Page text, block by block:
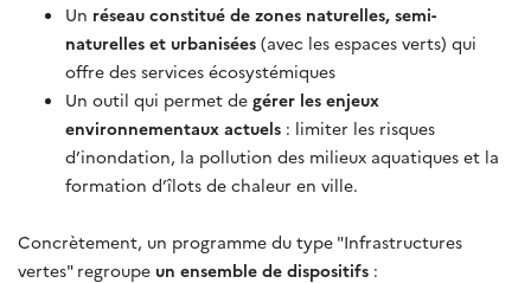
Un réseau constitué de zones naturelles, semi-
naturelles et urbanisées (avec les espaces verts) qui
offre des services écosystémiques
Un outil qui permet de gérer les enjeux
environnementaux actuels : limiter les risques
d’inondation, la pollution des milieux aquatiques et la
formation d’îlots de chaleur en ville.
Concrètement, un programme du type "Infrastructures
vertes" regroupe un ensemble de dispositifs :